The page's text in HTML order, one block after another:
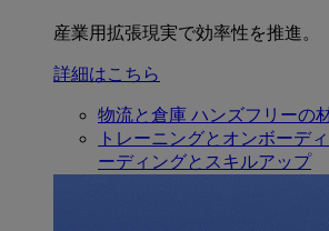
産業用拡張現実で効率性を推進。
詳細はこちら
物流と倉庫 ハンズフリーの
トレーニングとオンボーデ
ーディングとスキルアップ